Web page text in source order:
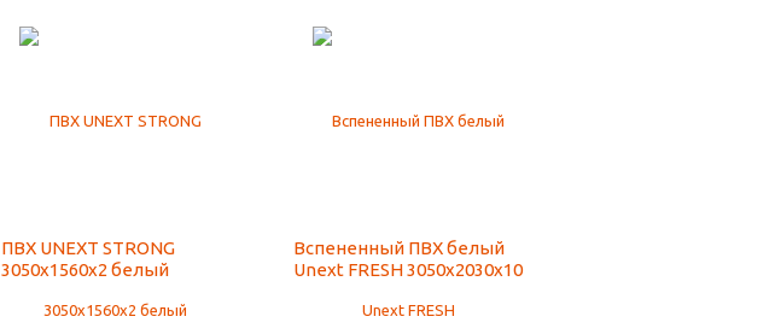
ПВХ UNEXT STRONG
3050х1560х2 белый
Вспененный ПВХ белый
Unext FRESH 3050х2030х10